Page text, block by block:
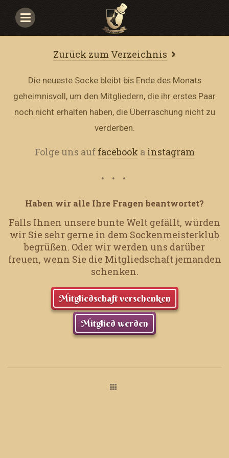
Navigace
Zurück zum Verzeichnis
Die neueste Socke bleibt bis Ende des Monats
geheimnisvoll, um den Mitgliedern, die ihr erstes Paar
noch nicht erhalten haben, die Überraschung nicht zu
verderben.
Folge uns auf facebook a instagram
Haben wir alle Ihre Fragen beantwortet?
Falls Ihnen unsere bunte Welt gefällt, würden
wir Sie sehr gerne in dem Sockenmeisterklub
begrüßen. Oder wir werden uns darüber
freuen, wenn Sie die Mitgliedschaft jemanden
schenken.
Mitgliedschaft verschenken
Mitglied werden